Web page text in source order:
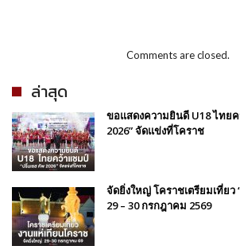
Comments are closed.
ล่าสุด
ขอแสดงความยินดี U18 ไทย
2026” จัดแข่งที่โคราช
จัดยิ่งใหญ่ โคราชเตรียมเที่ยว
29 – 30 กรกฎาคม 2569